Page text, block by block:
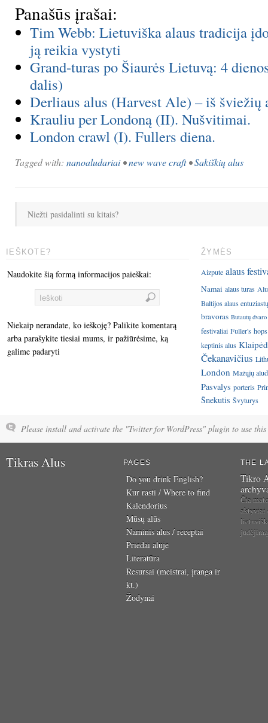
Panašūs įrašai:
Tim Webb: Lietuviška alaus tradicija
ją reikia vystyti
Grand-turas po Šiaurės Lietuvą: 4
dalis)
Derliaus alus (Harvest Ale) – iš šviežių
Krauliu per Londoną (II). Nušvitimai.
London crawl (I). Fullers diena.
Tagged with: nanoaludariai•new wave craft•Sakiškių alus
Niežti pasidalinti su kitais?
IEŠKOTE?
Naudokite šią formą informacijos paieškai:
Niekaip nerandate, ko ieškoję? Palikite komentarą
arba parašykite tiesiai mums, ir pažiūrėsime, ką
galime padaryti
ŽYMĖS
Aizpute alaus
Namai alaus turas
Baltijos alaus
bravoras Butautų dvaro
festivaliai Fuller's hops
keptinis alus
Čekanavičius
London Mažųjų
Pasvalys porteris
Šnekutis Švyturys
Please install and activate the "Twitter for WordPress" plugin to use
Tikras Alus PAGES
Do you drink English?
Kur rasti / Where to find
Kalendorius
Mūsų alūs
Naminis alus / receptai
Priedai aluje
Literatūra
Resursai (meistrai, įranga ir
kt.)
Žodynai
THE
Tikro
Čia
aktyviai